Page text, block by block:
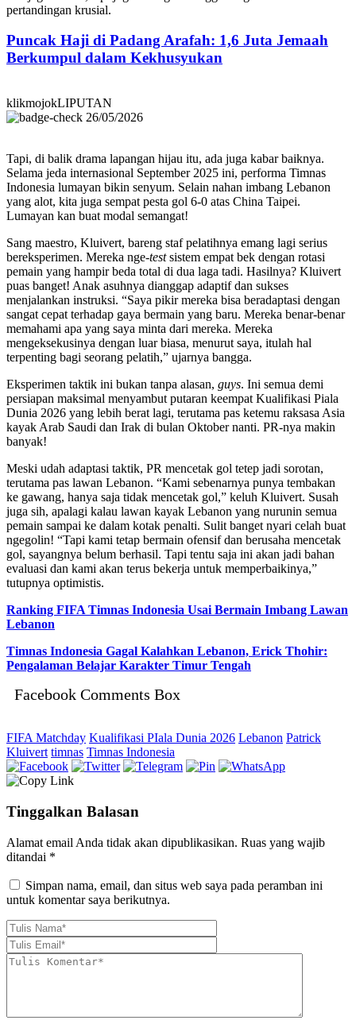
pertandingan krusial.
Puncak Haji di Padang Arafah: 1,6 Juta Jemaah
Berkumpul dalam Kekhusyukan
klikmojokLIPUTAN
26/05/2026
Tapi, di balik drama lapangan hijau itu, ada juga kabar baiknya.
Selama jeda internasional September 2025 ini, performa Timnas
Indonesia lumayan bikin senyum. Selain nahan imbang Lebanon
yang alot, kita juga sempat pesta gol 6-0 atas China Taipei.
Lumayan kan buat modal semangat!
Sang maestro, Kluivert, bareng staf pelatihnya emang lagi serius
bereksperimen. Mereka nge-testsistem empat bek dengan rotasi
pemain yang hampir beda total di dua laga tadi. Hasilnya? Kluivert
puas banget! Anak asuhnya dianggap adaptif dan sukses
menjalankan instruksi. “Saya pikir mereka bisa beradaptasi dengan
sangat cepat terhadap gaya bermain yang baru. Mereka benar-benar
memahami apa yang saya minta dari mereka. Mereka
mengeksekusinya dengan luar biasa, menurut saya, itulah hal
terpenting bagi seorang pelatih,” ujarnya bangga.
Eksperimen taktik ini bukan tanpa alasan, guys. Ini semua demi
persiapan maksimal menyambut putaran keempat Kualifikasi Piala
Dunia 2026 yang lebih berat lagi, terutama pas ketemu raksasa Asia
kayak Arab Saudi dan Irak di bulan Oktober nanti. PR-nya makin
banyak!
Meski udah adaptasi taktik, PR mencetak gol tetep jadi sorotan,
terutama pas lawan Lebanon. “Kami sebenarnya punya tembakan
ke gawang, hanya saja tidak mencetak gol,” keluh Kluivert. Susah
juga sih, apalagi kalau lawan kayak Lebanon yang nurunin semua
pemain sampai ke dalam kotak penalti. Sulit banget nyari celah buat
ngegolin! “Tapi kami tetap bermain ofensif dan berusaha mencetak
gol, sayangnya belum berhasil. Tapi tentu saja ini akan jadi bahan
evaluasi dan kami akan terus bekerja untuk memperbaikinya,”
tutupnya optimistis.
Ranking FIFA Timnas Indonesia Usai Bermain Imbang Lawan
Lebanon
Timnas Indonesia Gagal Kalahkan Lebanon, Erick Thohir:
Pengalaman Belajar Karakter Timur Tengah
Facebook Comments Box
FIFA Matchday Kualifikasi PIala Dunia 2026 Lebanon Patrick
Kluivert timnas Timnas Indonesia
Tinggalkan Balasan
Alamat email Anda tidak akan dipublikasikan. Ruas yang wajib
ditandai *
Simpan nama, email, dan situs web saya pada peramban ini
untuk komentar saya berikutnya.